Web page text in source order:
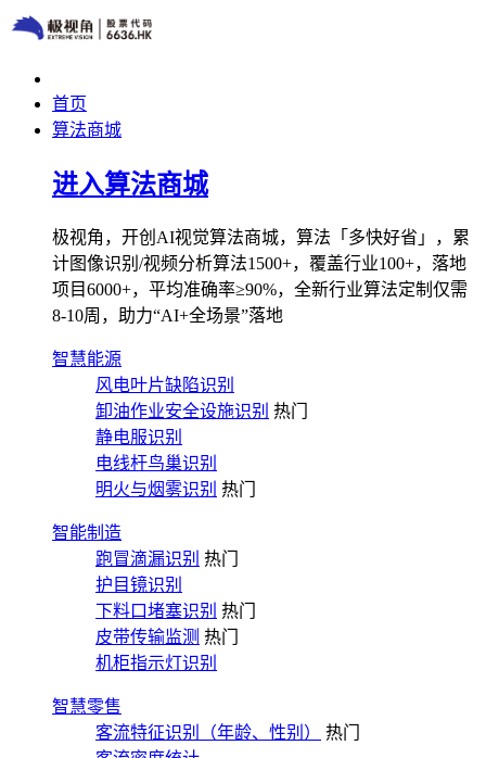
首页
算法商城
进入算法商城
极视角，开创AI视觉算法商城，算法「多快好省」，累
计图像识别/视频分析算法1500+，覆盖行业100+，落地
项目6000+，平均准确率≥90%，全新行业算法定制仅需
8-10周，助力“AI+全场景”落地
智慧能源
风电叶片缺陷识别
卸油作业安全设施识别 热门
静电服识别
电线杆鸟巢识别
明火与烟雾识别 热门
智能制造
跑冒滴漏识别 热门
护目镜识别
下料口堵塞识别 热门
皮带传输监测 热门
机柜指示灯识别
智慧零售
客流特征识别（年龄、性别）
热门